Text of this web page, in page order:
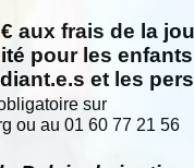
aux frais de la
pour les enfants
et les
sur
ou au 01 60 77 21 56